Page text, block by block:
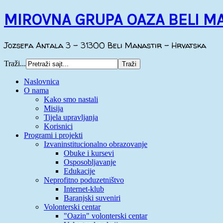
MIROVNA GRUPA OAZA BELI
Jozsefa Antala 3 - 31300 Beli Manastir - Hrvatska
Traži...
Naslovnica
O nama
Kako smo nastali
Misija
Tijela upravljanja
Korisnici
Programi i projekti
Izvaninstitucionalno obrazovanje
Obuke i kursevi
Osposobljavanje
Edukacije
Neprofitno poduzetništvo
Internet-klub
Baranjski suveniri
Volonterski centar
"Oazin" volonterski centar